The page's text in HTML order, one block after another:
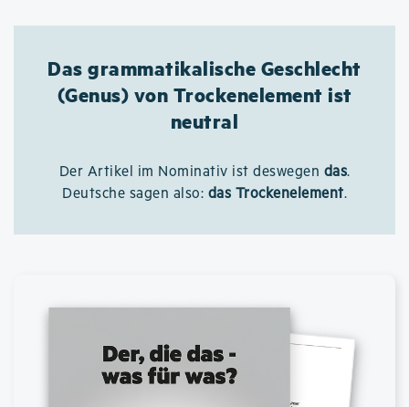
Das grammatikalische Geschlecht
(Genus) von Trockenelement ist
neutral
Der Artikel im Nominativ ist deswegen das.
Deutsche sagen also: das Trockenelement.